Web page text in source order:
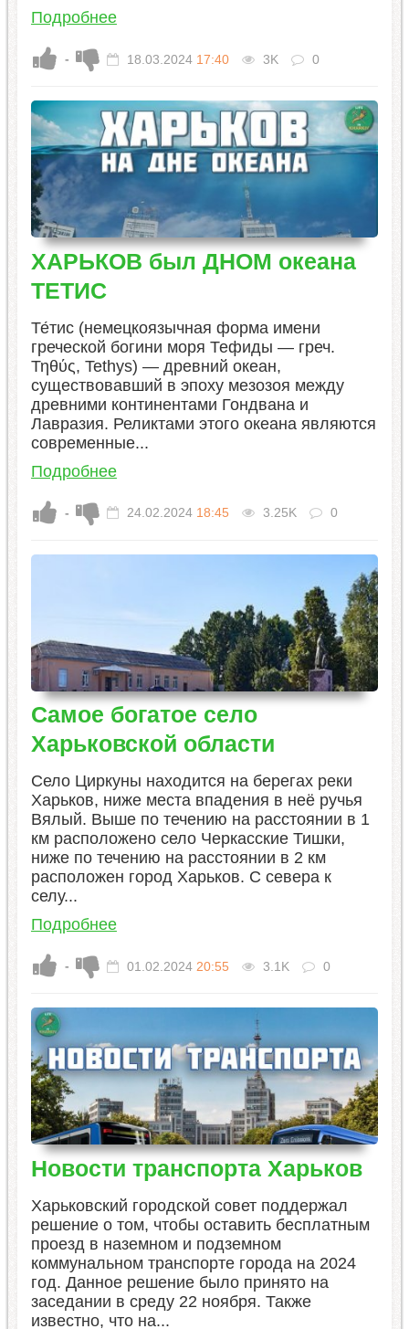
Подробнее
- 18.03.2024 17:40 3K 0
ХАРЬКОВ был ДНОМ океана
ТЕТИС
Те́тис (немецкоязычная форма имени
греческой богини моря Тефиды — греч.
Τηθύς, Tethys) — древний океан,
существовавший в эпоху мезозоя между
древними континентами Гондвана и
Лавразия. Реликтами этого океана являются
современные...
Подробнее
- 24.02.2024 18:45 3.25K 0
Самое богатое село
Харьковской области
Село Циркуны находится на берегах реки
Харьков, ниже места впадения в неё ручья
Вялый. Выше по течению на расстоянии в 1
км расположено село Черкасские Тишки,
ниже по течению на расстоянии в 2 км
расположен город Харьков. С севера к
селу...
Подробнее
- 01.02.2024 20:55 3.1K 0
Новости транспорта Харьков
Харьковский городской совет поддержал
решение о том, чтобы оставить бесплатным
проезд в наземном и подземном
коммунальном транспорте города на 2024
год. Данное решение было принято на
заседании в среду 22 ноября. Также
известно, что на...